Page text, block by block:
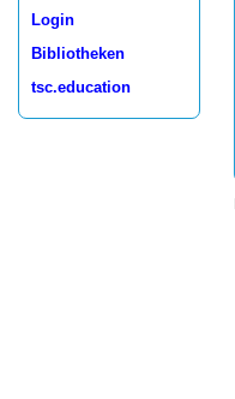
Login
Bibliotheken
tsc.education